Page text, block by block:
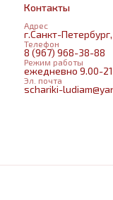
Контакты
Адрес
г.Санкт-
Телефон
8 (967) 968-38-88
Режим работы
ежедневно 9.00-
Эл. почта
schariki-